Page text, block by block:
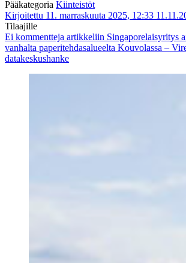
Pääkategoria Kiinteistöt
Kirjoitettu 11. marraskuuta 2025, 12:33
Tilaajille
Ei kommentteja artikkeliin Singaporelaisyritys
vanhalta paperitehdasalueelta Kouvolassa –
datakeskushanke